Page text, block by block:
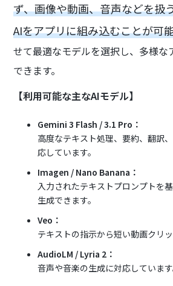
ず、画像や動画、音声などを扱
AIをアプリに組み込むことが可
せて最適なモデルを選択し、多様な
できます。
【利用可能な主なAIモデル】
Gemini 3 Flash / 3.1 Pro：
高度なテキスト処理、要約、翻訳
応しています。
Imagen / Nano Banana：
入力されたテキストプロンプトを
生成できます。
Veo：
テキストの指示から短い動画クリ
AudioLM / Lyria 2：
音声や音楽の生成に対応しています